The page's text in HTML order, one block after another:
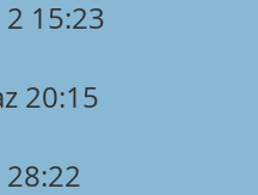
2 15:23
20:15
28:22